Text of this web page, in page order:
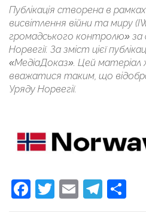
Публікація створена в
висвітлення війни та миру
громадського контролю» за
Норвегії. За зміст цієї
«МедіаДоказ». Цей
вважатися таким, що
Уряду Норвегії.
Facebook
Twitter
Email